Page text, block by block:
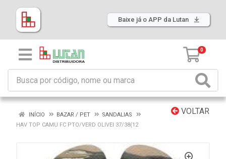
Baixe já o APP da Lutan
0
VOLTAR
INÍCIO BAZAR / PET
SANDALIAS
HAV TOP CAMU FC PTO/VERD OLIVEI 37/38(12